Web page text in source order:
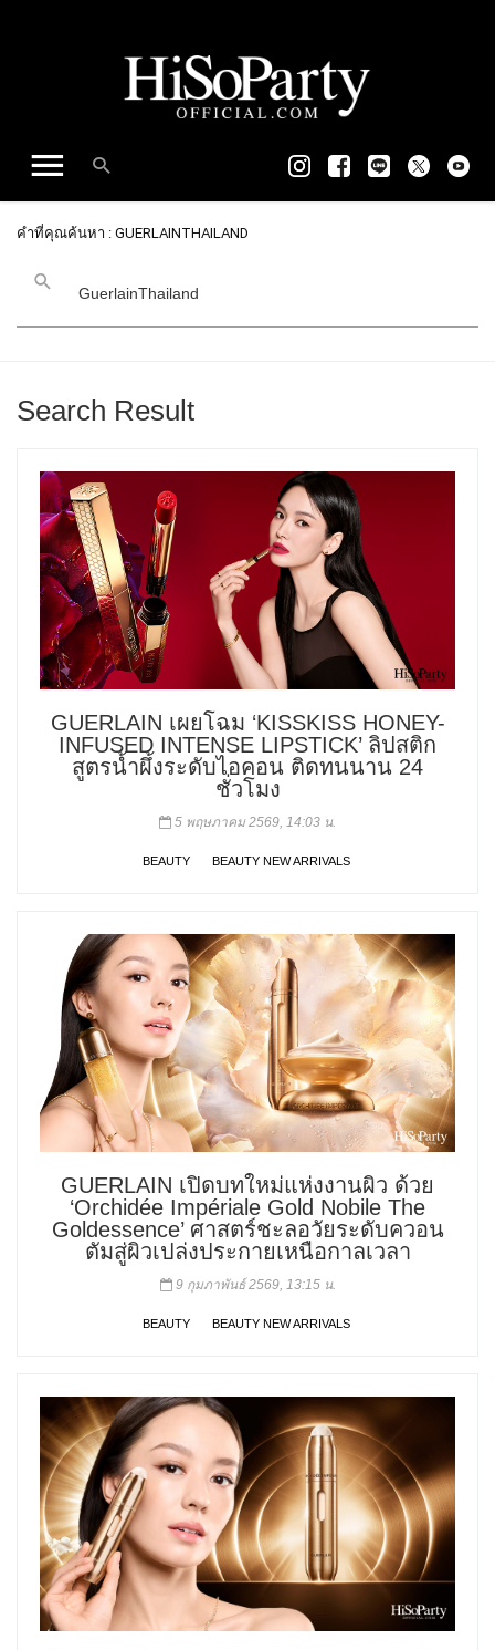
คำที่คุณค้นหา : GUERLAINTHAILAND
Search Result
GUERLAIN เผยโฉม ‘KISSKISS HONEY-
INFUSED INTENSE LIPSTICK’ ลิปสติก
สูตรน้ำผึ้งระดับไอคอน ติดทนนาน 24
ชั่วโมง
5 พฤษภาคม 2569, 14:03 น.
BEAUTY BEAUTY NEW ARRIVALS
GUERLAIN เปิดบทใหม่แห่งงานผิว ด้วย
‘Orchidée Impériale Gold Nobile The
Goldessence’ ศาสตร์ชะลอวัยระดับควอน
ตัมสู่ผิวเปล่งประกายเหนือกาลเวลา
9 กุมภาพันธ์ 2569, 13:15 น.
BEAUTY BEAUTY NEW ARRIVALS